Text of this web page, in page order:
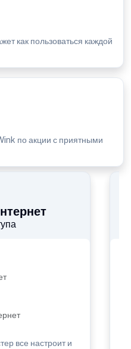
как пользоваться каждой
по акции с приятными
все настроит и